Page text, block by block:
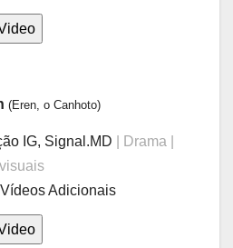
(Eren, o Canhoto)
IG, Signal.MD
| Drama |
Vídeos Adicionais